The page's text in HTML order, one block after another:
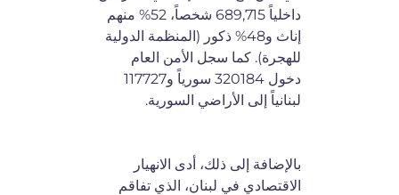
داخلياً 689,715 شخصاً، 52% منهم
إناث و48% ذكور (المنظمة الدولية
للهجرة). كما سجل الأمن العام
دخول 320184 سورياً و117727
لبنانياً إلى الأراضي السورية.
بالإضافة إلى ذلك، أدى الانهيار
الاقتصادي في لبنان، الذي تفاقم